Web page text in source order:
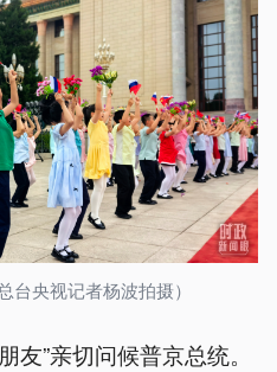
央视记者杨波拍摄）
友”亲切问候普京总统。